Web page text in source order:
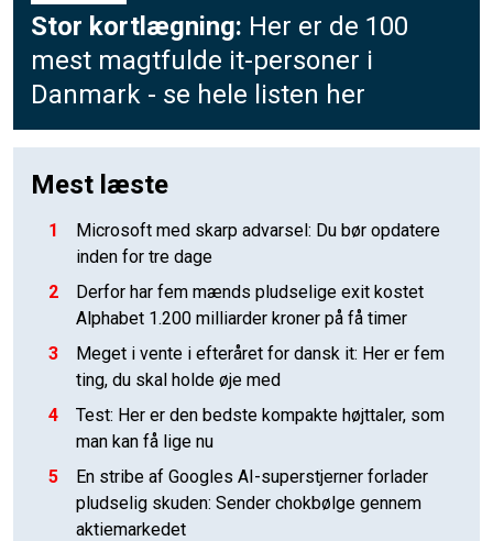
Stor kortlægning: Her er de 100
mest magtfulde it-personer i
Danmark - se hele listen her
Mest læste
1
Microsoft med skarp advarsel: Du bør opdatere
inden for tre dage
2
Derfor har fem mænds pludselige exit kostet
Alphabet 1.200 milliarder kroner på få timer
3
Meget i vente i efteråret for dansk it: Her er fem
ting, du skal holde øje med
4
Test: Her er den bedste kompakte højttaler, som
man kan få lige nu
5
En stribe af Googles AI-superstjerner forlader
pludselig skuden: Sender chokbølge gennem
aktiemarkedet